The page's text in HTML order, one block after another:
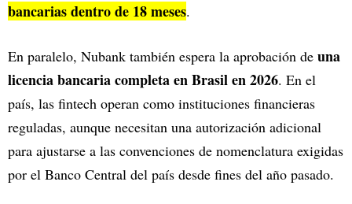
bancarias dentro de 18 meses.
En paralelo, Nubank también espera la aprobación de una
licencia bancaria completa en Brasil en 2026. En el
país, las fintech operan como instituciones financieras
reguladas, aunque necesitan una autorización adicional
para ajustarse a las convenciones de nomenclatura exigidas
por el Banco Central del país desde fines del año pasado.